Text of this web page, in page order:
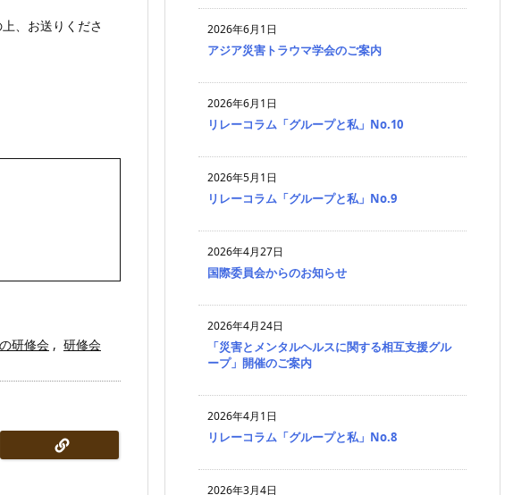
、お送りくださ
研修会 , 研修会
2026年6月1日
アジア災害トラウマ学会のご案内
2026年6月1日
リレーコラム「グループと私」No.10
2026年5月1日
リレーコラム「グループと私」No.9
2026年4月27日
国際委員会からのお知らせ
2026年4月24日
「災害とメンタルヘルスに関する相互支援グル
ープ」開催のご案内
2026年4月1日
リレーコラム「グループと私」No.8
2026年3月4日